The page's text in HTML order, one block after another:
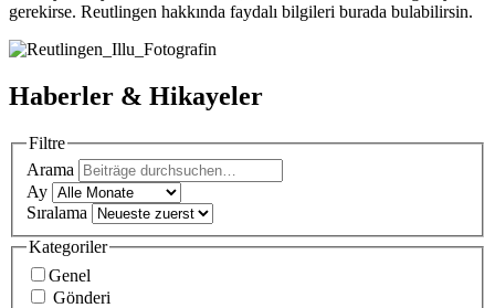
gerekirse. Reutlingen hakkında faydalı bilgileri burada bulabilirsin.
Haberler & Hikayeler
Filtre
Arama
Ay
Sıralama
Kategoriler
Genel
Gönderi